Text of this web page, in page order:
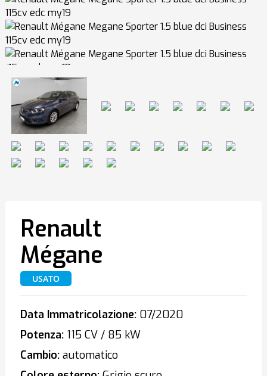
Renault
Mégane
USATO
Data Immatricolazione:07/2020
Potenza:115 CV / 85 kW
Cambio:automatico